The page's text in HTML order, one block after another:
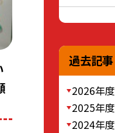
過去記事
2026年度
2025年度
2024年度